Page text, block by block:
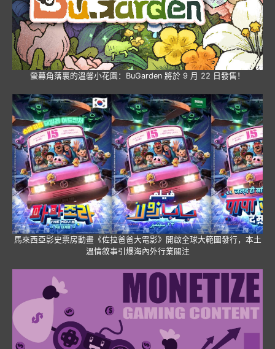
螢幕角落裏的溫馨小花園：BuGarden 將於 9 月 22 日發售！
馬來西亞影史票房動畫《佐拉爸爸大電影》開啟全球大範圍發行，本土
溫情敘事引爆海內外行業關注